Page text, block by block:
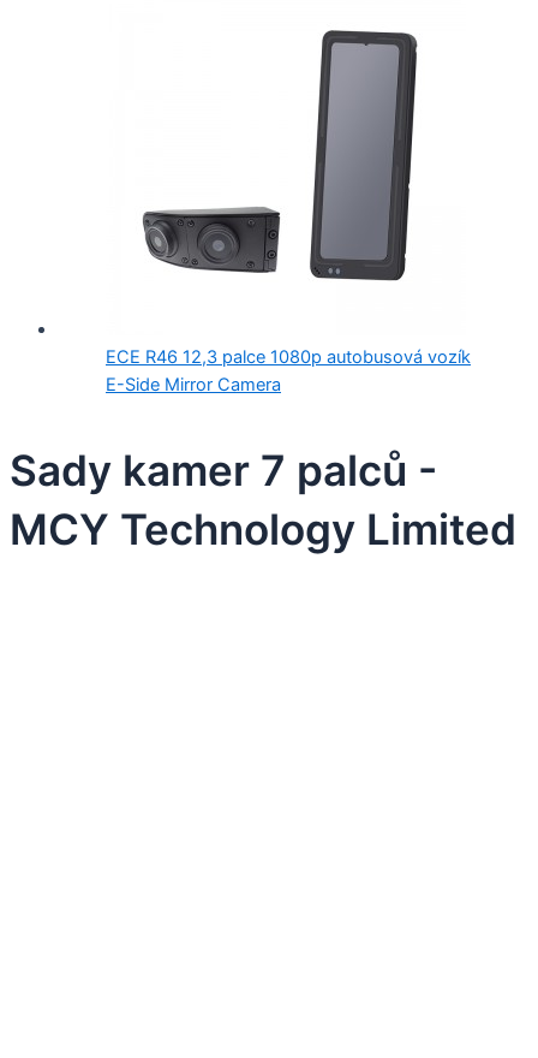
ECE R46 12,3 palce 1080p autobusová vozík
E-Side Mirror Camera
Sady kamer 7 palců -
MCY Technology Limited